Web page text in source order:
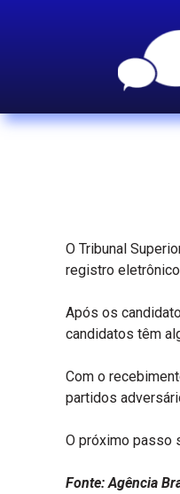
O Tribunal
registro
Após os
candidatos têm
Com o
partidos
O próximo passo
Fonte: Agência